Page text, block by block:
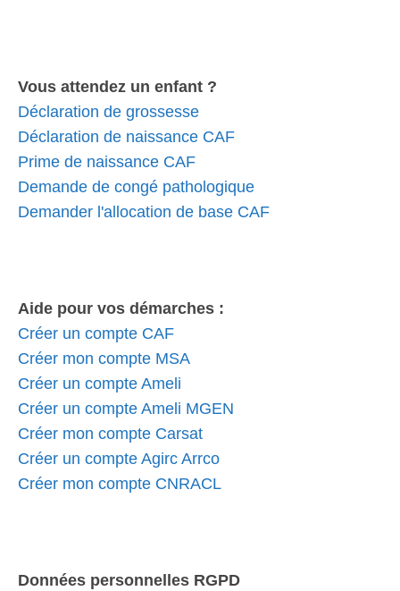
Vous attendez un enfant ?
Déclaration de grossesse
Déclaration de naissance CAF
Prime de naissance CAF
Demande de congé pathologique
Demander l'allocation de base CAF
Aide pour vos démarches :
Créer un compte CAF
Créer mon compte MSA
Créer un compte Ameli
Créer un compte Ameli MGEN
Créer mon compte Carsat
Créer un compte Agirc Arrco
Créer mon compte CNRACL
Données personnelles RGPD